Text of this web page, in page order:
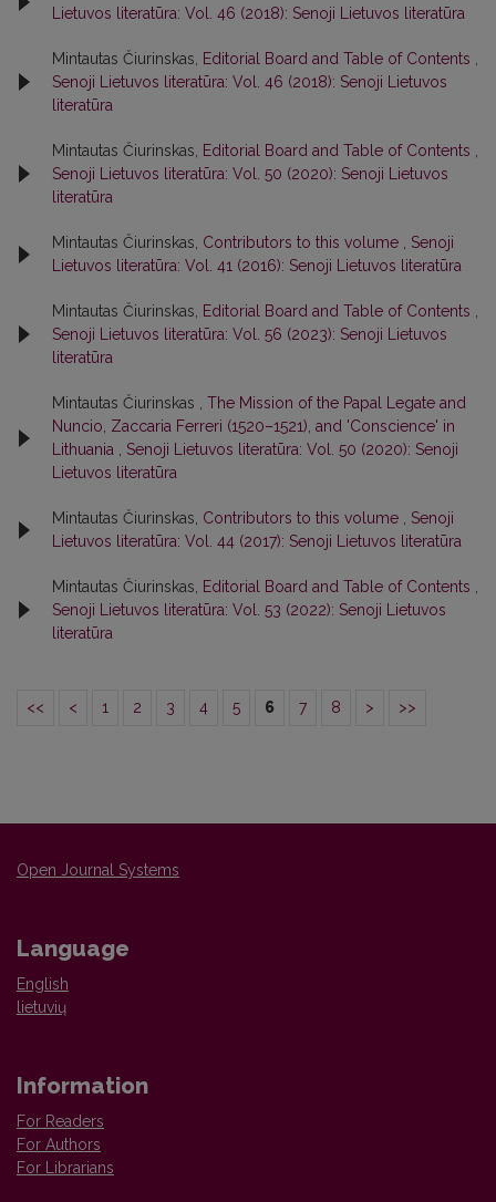
Lietuvos literatūra: Vol. 46 (2018): Senoji Lietuvos literatūra
Mintautas Čiurinskas, Editorial Board and Table of Contents
Senoji Lietuvos literatūra: Vol. 46 (2018): Senoji Lietuvos
literatūra
Mintautas Čiurinskas, Editorial Board and Table of Contents
Senoji Lietuvos literatūra: Vol. 50 (2020): Senoji Lietuvos
literatūra
Mintautas Čiurinskas, Contributors to this volume
Senoji
Lietuvos literatūra: Vol. 41 (2016): Senoji Lietuvos literatūra
Mintautas Čiurinskas, Editorial Board and Table of Contents
Senoji Lietuvos literatūra: Vol. 56 (2023): Senoji Lietuvos
literatūra
Mintautas Čiurinskas , The Mission of the Papal Legate and
Nuncio, Zaccaria Ferreri (1520–1521), and 'Conscience' in
Lithuania
Senoji Lietuvos literatūra: Vol. 50 (2020): Senoji
Lietuvos literatūra
Mintautas Čiurinskas, Contributors to this volume
Senoji
Lietuvos literatūra: Vol. 44 (2017): Senoji Lietuvos literatūra
Mintautas Čiurinskas, Editorial Board and Table of Contents
Senoji Lietuvos literatūra: Vol. 53 (2022): Senoji Lietuvos
literatūra
<< < 1 2 3 4 5 6 7 8 > >>
Open Journal Systems
Language
English
lietuvių
Information
For Readers
For Authors
For Librarians